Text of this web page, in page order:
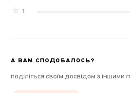
1
А ВАМ СПОДОБАЛОСЬ?
поділіться своїм досвідом з іншими